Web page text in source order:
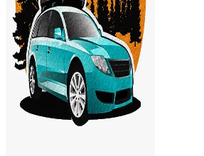
Click to enlarge